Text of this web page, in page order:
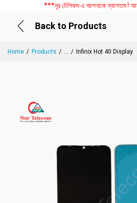
***নূর টেলিকম এ আপনাকে স্বাগতম !
Back to Products
Home Products ... Infinix Hot 40 Display